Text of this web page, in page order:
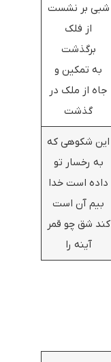
شبی بر نشست
از فلک
برگذشت
به تمکین و
جاه از ملک در
گذشت
این شکوهی که
به رخسار تو
داده است خدا
بیم آن است
کند شق چو قمر
آینه را